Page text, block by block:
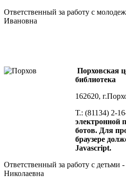
Ответственный за работу с
Ивановна
Порховская
библиотека
162620,
Т.: (81134) 2-
электронной
ботов. Для
браузере
Javascript.
Ответственный за работу с детьми
Николаевна